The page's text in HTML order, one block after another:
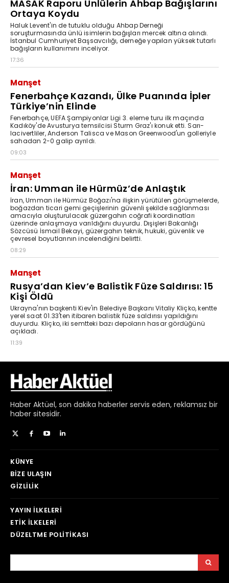
Haber Aktüel, son dakika haberler servis eden, reklamsız bir
haber sitesidir.
KÜNYE
BIZE ULAŞIN
GIZLILIK
YAYIN İLKELERI
ETIK İLKELERI
DÜZELTME POLITIKASI